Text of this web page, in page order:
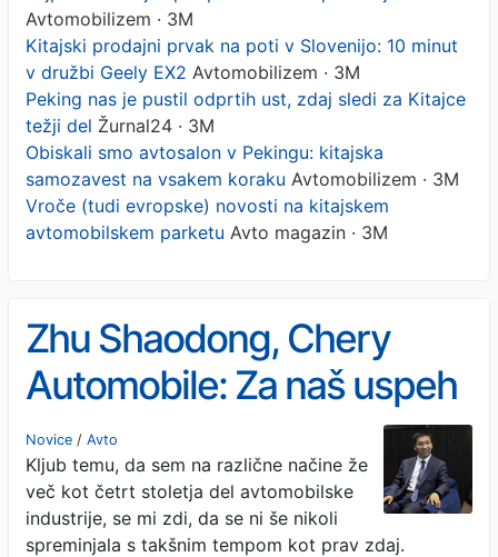
Avtomobilizem · 3M
Kitajski prodajni prvak na poti v Slovenijo: 10 minut
v družbi Geely EX2 Avtomobilizem · 3M
Peking nas je pustil odprtih ust, zdaj sledi za Kitajce
težji del Žurnal24 · 3M
Obiskali smo avtosalon v Pekingu: kitajska
samozavest na vsakem koraku Avtomobilizem · 3M
Vroče (tudi evropske) novosti na kitajskem
avtomobilskem parketu Avto magazin · 3M
Zhu Shaodong, Chery
Automobile: Za naš uspeh
je najpomembnejša
podpora lokalnih
partnerjev
Novice / Avto
Kljub temu, da sem na različne načine že
več kot četrt stoletja del avtomobilske
industrije, se mi zdi, da se ni še nikoli
spreminjala s takšnim tempom kot prav zdaj.